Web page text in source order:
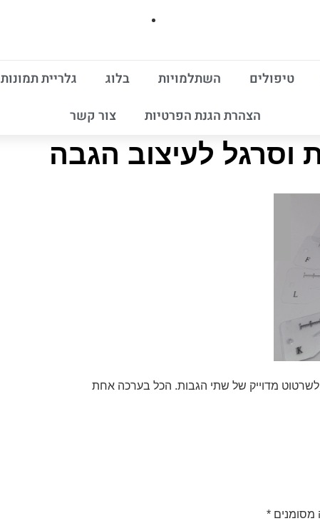
טיפולים השתלמויות בלוג גלריית תמונות
הצהרת הגנת הפרטיות
צור קשר
וסרגל לעיצוב הגבה
לשרטוט מדוייק של שתי הגבות. הכל בערכה אחת
מסומנים *